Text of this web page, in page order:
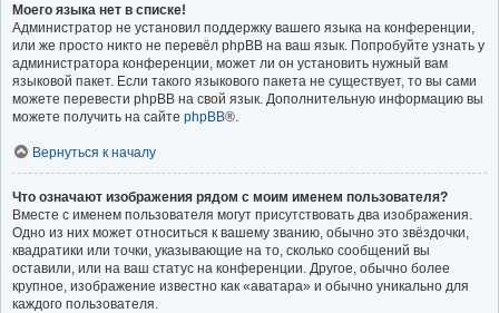
Моего языка нет в списке!
Администратор не установил поддержку вашего языка на конференции,
или же просто никто не перевёл phpBB на ваш язык. Попробуйте узнать у
администратора конференции, может ли он установить нужный вам
языковой пакет. Если такого языкового пакета не существует, то вы сами
можете перевести phpBB на свой язык. Дополнительную информацию вы
можете получить на сайте phpBB®.
Вернуться к началу
Что означают изображения рядом с моим именем пользователя?
Вместе с именем пользователя могут присутствовать два изображения.
Одно из них может относиться к вашему званию, обычно это звёздочки,
квадратики или точки, указывающие на то, сколько сообщений вы
оставили, или на ваш статус на конференции. Другое, обычно более
крупное, изображение известно как «аватара» и обычно уникально для
каждого пользователя.